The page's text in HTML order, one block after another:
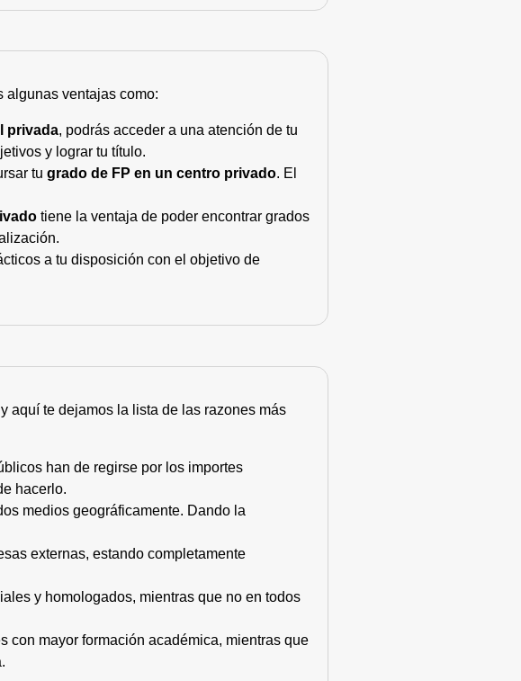
algunas ventajas como:
privada, podrás acceder a una atención de tu
y lograr tu título.
tu grado de FP en un centro privado. El
tiene la ventaja de poder encontrar grados
a tu disposición con el objetivo de
y aquí te dejamos la lista de las razones más
han de regirse por los importes
hacerlo.
medios geográficamente. Dando la
externas, estando completamente
y homologados, mientras que no en todos
con mayor formación académica, mientras que